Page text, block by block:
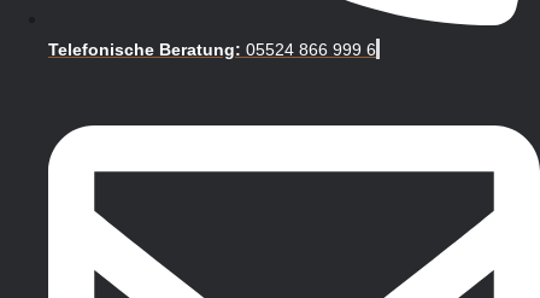
Telefonische Beratung: 05524 866 999 6